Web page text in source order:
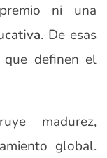
ni una
. De esas
definen el
madurez,
global.